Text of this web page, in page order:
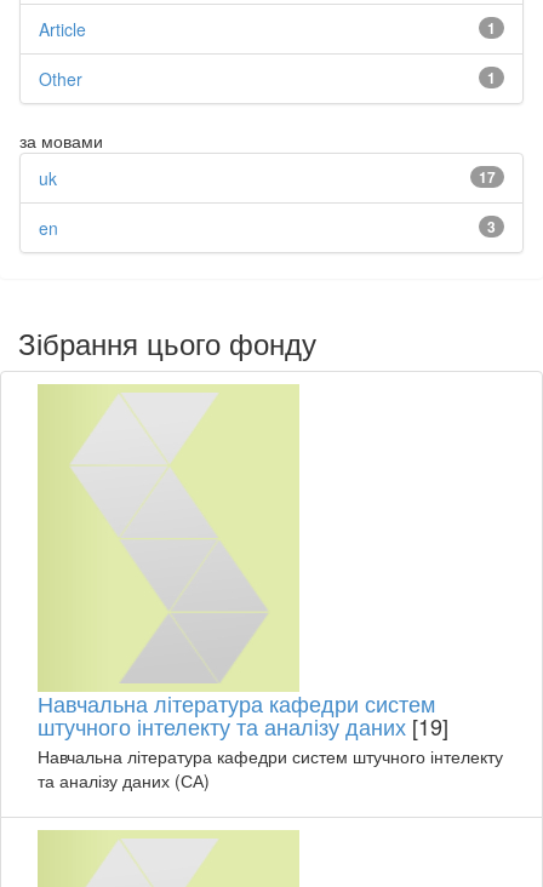
1
Article
1
Other
за мовами
17
uk
3
en
Зібрання цього фонду
Навчальна література кафедри систем
штучного інтелекту та аналізу даних [19]
Навчальна література кафедри систем штучного інтелекту
та аналізу даних (СА)